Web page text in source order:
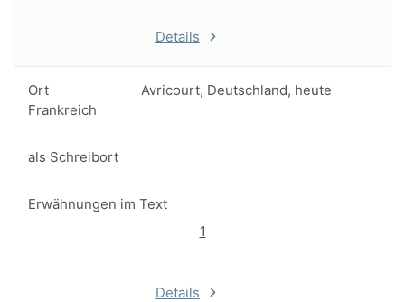
Details
Ort
Avricourt, Deutschland, heute
Frankreich
als Schreibort
Erwähnungen im Text
1
Details